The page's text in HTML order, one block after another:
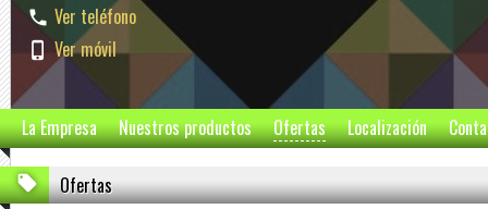
Ver teléfono
Ver móvil
La Empresa Nuestros productos Ofertas Localización
Ofertas